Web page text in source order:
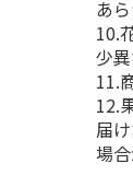
あ
10.
少
11.
12.
届
場合